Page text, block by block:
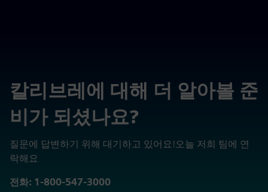
칼리브레에 대해 더 알아볼 준
비가 되셨나요?
질문에 답변하기 위해 대기하고 있어요!오늘 저희 팀에 연
락해요
전화: 1-800-547-3000